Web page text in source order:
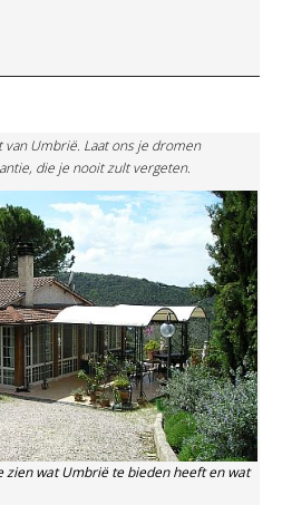
Umbrië. Laat ons je dromen
die je nooit zult vergeten.
zien wat Umbrië te bieden heeft en wat